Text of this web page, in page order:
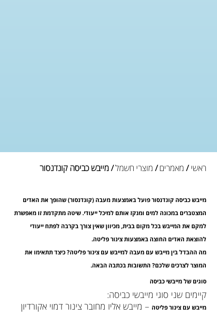
ראשי / מאמרים/ מוצרי חשמל/ מייבש כביסה קונדנסור
מייבש כביסה קונדנסור פועל באמצעות מעבה (קונדנסור) שהופך את האדים
המצטברים במכונה למים ומנקז אותם למיכל ייעודי. שיטה מתקדמת זו מאפשרת
למקם את המייבש בכל מקום בבית, מכיוון שאין צורך בקרבה לפתח ייעודי
להוצאת האדים החוצה באמצעות צינור פליטה.
מה ההבדל בין מייבש עם מעבה למייבש עם צינור פליטה? כיצד תתאימו את
המוצר לצרכים שלכם? התשובות בכתבה הבאה.
סוגים של מייבשי כביסה
קיימים שני סוגי מייבשי כביסה:
מייבש עם צינור פליטה – מייבש אליו מחובר צינור דמוי אקורדיון